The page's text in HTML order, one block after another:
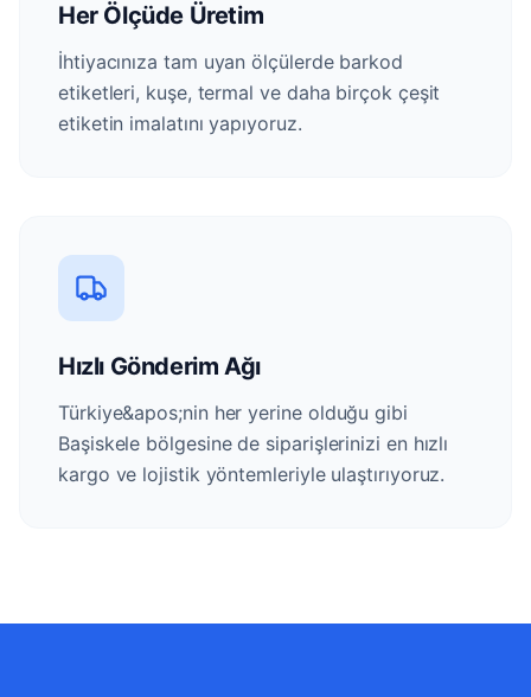
Her Ölçüde Üretim
İhtiyacınıza tam uyan ölçülerde barkod
etiketleri, kuşe, termal ve daha birçok çeşit
etiketin imalatını yapıyoruz.
Hızlı Gönderim Ağı
Türkiye&apos;nin her yerine olduğu gibi
Başiskele bölgesine de siparişlerinizi en hızlı
kargo ve lojistik yöntemleriyle ulaştırıyoruz.